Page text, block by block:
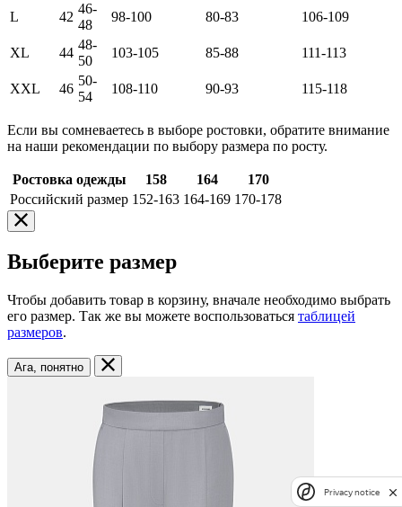
L 42
46-
48
98-100 80-83 106-109
XL 44
48-
50
103-105 85-88 111-113
XXL 46
50-
54
108-110 90-93 115-118
Если вы сомневаетесь в выборе ростовки, обратите внимание
на наши рекомендации по выбору размера по росту.
Ростовка одежды 158 164
170
Российский размер 152-163 164-169 170-178
Выберите размер
Чтобы добавить товар в корзину, вначале необходимо выбрать
его размер. Так же вы можете воспользоваться таблицей
размеров.
Ага, понятно
Privacy notice